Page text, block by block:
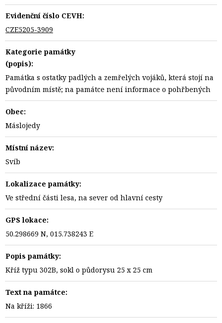
Evidenční číslo CEVH:
CZE5205-3909
Kategorie památky
(popis):
Památka s ostatky padlých a zemřelých vojáků, která stojí na
původním místě; na památce není informace o pohřbených
Obec:
Máslojedy
Místní název:
Svíb
Lokalizace památky:
Ve střední části lesa, na sever od hlavní cesty
GPS lokace:
50.298669 N, 015.738243 E
Popis památky:
Kříž typu 302B, sokl o půdorysu 25 x 25 cm
Text na památce:
Na kříži: 1866